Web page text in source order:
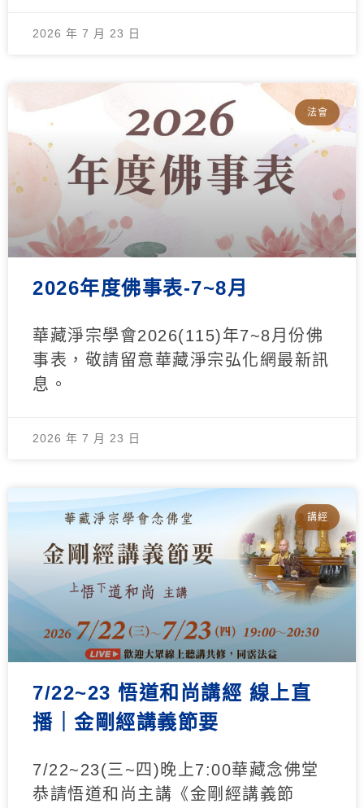
2026 年 7 月 23 日
法會
2026年度佛事表-7~8月
華藏淨宗學會2026(115)年7~8月份佛
事表，敬請留意華藏淨宗弘化網最新訊
息。
2026 年 7 月 23 日
講經
7/22~23 悟道和尚講經 線上直
播｜金剛經講義節要
7/22~23(三~四)晚上7:00華藏念佛堂
恭請悟道和尚主講《金剛經講義節